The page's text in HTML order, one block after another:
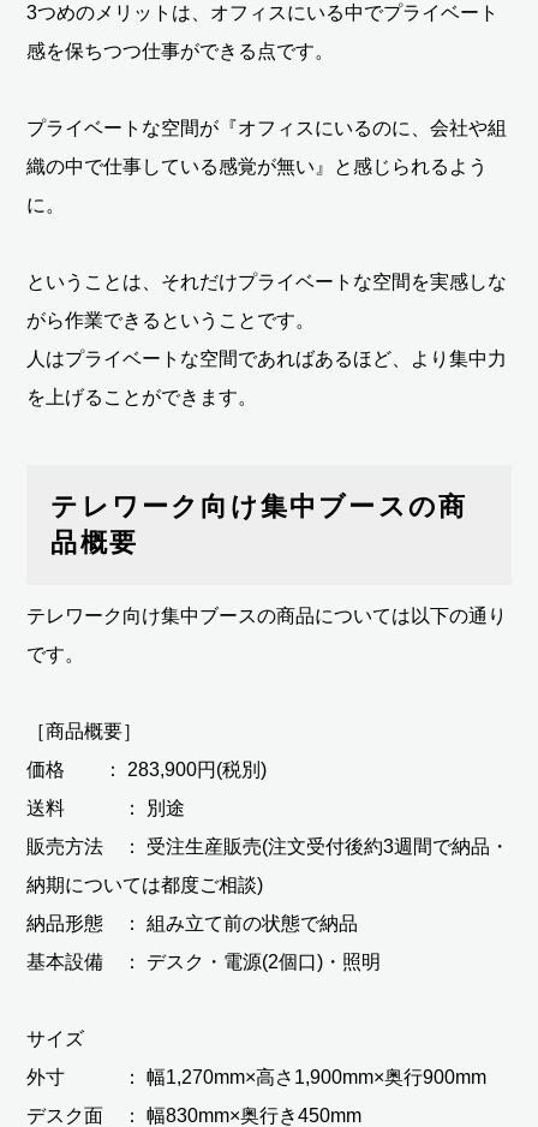
3つめのメリットは、オフィスにいる中でプライベート
感を保ちつつ仕事ができる点です。
プライベートな空間が『オフィスにいるのに、会社や組
織の中で仕事している感覚が無い』と感じられるよう
に。
ということは、それだけプライベートな空間を実感しな
がら作業できるということです。
人はプライベートな空間であればあるほど、より集中力
を上げることができます。
テレワーク向け集中ブースの商
品概要
テレワーク向け集中ブースの商品については以下の通り
です。
［商品概要］
価格 ： 283,900円(税別)
送料 ： 別途
販売方法 ： 受注生産販売(注文受付後約3週間で納品・
納期については都度ご相談)
納品形態 ： 組み立て前の状態で納品
基本設備 ： デスク・電源(2個口)・照明
サイズ
外寸 ： 幅1,270mm×高さ1,900mm×奥行900mm
デスク面 ： 幅830mm×奥行き450mm